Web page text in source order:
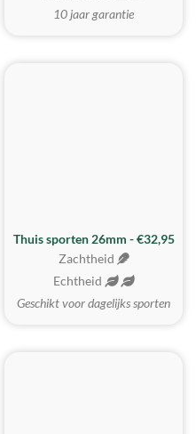
10 jaar garantie
Thuis sporten 26mm - €32,95
Zachtheid
Echtheid
Geschikt voor dagelijks sporten